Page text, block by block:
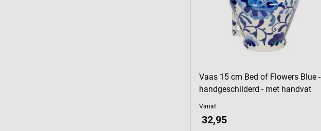
Vaas 15 cm Bed of Flowers Blue -
handgeschilderd - met handvat
Vanaf
32,95